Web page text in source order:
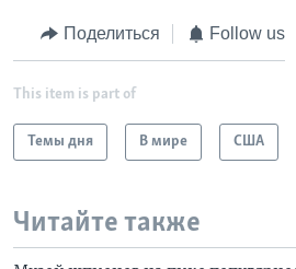
Поделиться Follow us
This item is part of
Темы дня В мире США
Читайте также